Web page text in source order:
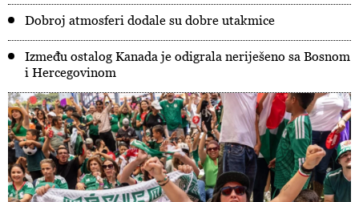
Dobroj atmosferi dodale su dobre utakmice
Između ostalog Kanada je odigrala neriješeno sa Bosnom
i Hercegovinom